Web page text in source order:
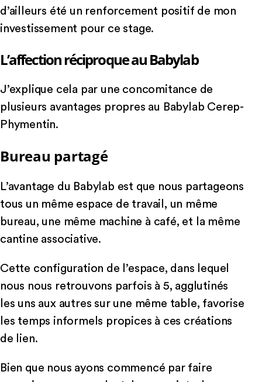
d’ailleurs été un renforcement positif de mon
investissement pour ce stage.
L’affection réciproque au Babylab
J’explique cela par une concomitance de
plusieurs avantages propres au Babylab Cerep-
Phymentin.
Bureau partagé
L’avantage du Babylab est que nous partageons
tous un même espace de travail, un même
bureau, une même machine à café, et la même
cantine associative.
Cette configuration de l’espace, dans lequel
nous nous retrouvons parfois à 5, agglutinés
les uns aux autres sur une même table, favorise
les temps informels propices à ces créations
de lien.
Bien que nous ayons commencé par faire